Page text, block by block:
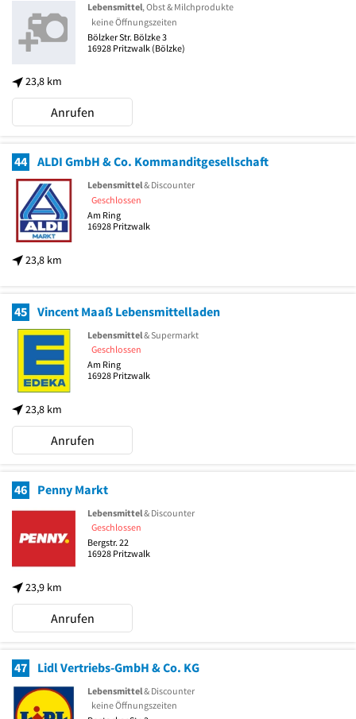
23,8 km
Lebensmittel, Obst & Milchprodukte
keine Öffnungszeiten
Bölzker Str. Bölzke 3
16928 Pritzwalk (Bölzke)
Anrufen
44 ALDI GmbH & Co. Kommanditgesellschaft
23,8 km
Lebensmittel& Discounter
Geschlossen
Am Ring
16928 Pritzwalk
45 Vincent Maaß Lebensmittelladen
23,8 km
Lebensmittel& Supermarkt
Geschlossen
Am Ring
16928 Pritzwalk
Anrufen
46 Penny Markt
23,9 km
Lebensmittel& Discounter
Geschlossen
Bergstr. 22
16928 Pritzwalk
Anrufen
47 Lidl Vertriebs-GmbH & Co. KG
Lebensmittel& Discounter
keine Öffnungszeiten